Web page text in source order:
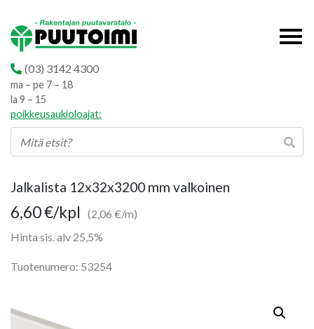
(03) 3142 4300
ma – pe 7 – 18
la 9 – 15
poikkeusaukioloajat:
Jalkalista 12x32x3200 mm valkoinen
6,60€/kpl
(2,06 €/m)
Hinta sis. alv 25,5%
Tuotenumero: 53254